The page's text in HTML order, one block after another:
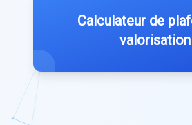
Calculateur de
valorisation